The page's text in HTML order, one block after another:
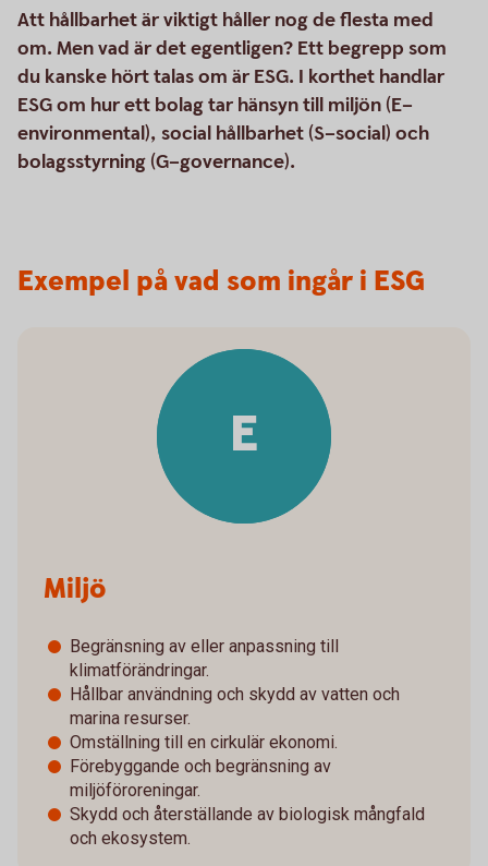
Att hållbarhet är viktigt håller nog de flesta med
om. Men vad är det egentligen? Ett begrepp som
du kanske hört talas om är ESG. I korthet handlar
ESG om hur ett bolag tar hänsyn till miljön (E–
environmental), social hållbarhet (S–social) och
bolagsstyrning (G–governance).
Exempel på vad som ingår i ESG
E
Miljö
Begränsning av eller anpassning till
klimatförändringar.
Hållbar användning och skydd av vatten och
marina resurser.
Omställning till en cirkulär ekonomi.
Förebyggande och begränsning av
miljöföroreningar.
Skydd och återställande av biologisk mångfald
och ekosystem.